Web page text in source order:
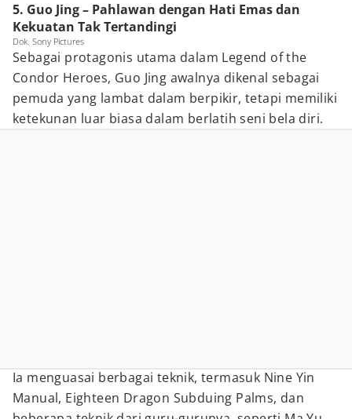
5. Guo Jing – Pahlawan dengan Hati Emas dan
Kekuatan Tak Tertandingi
Dok. Sony Pictures
Sebagai protagonis utama dalam Legend of the
Condor Heroes, Guo Jing awalnya dikenal sebagai
pemuda yang lambat dalam berpikir, tetapi memiliki
ketekunan luar biasa dalam berlatih seni bela diri.
Ia menguasai berbagai teknik, termasuk Nine Yin
Manual, Eighteen Dragon Subduing Palms, dan